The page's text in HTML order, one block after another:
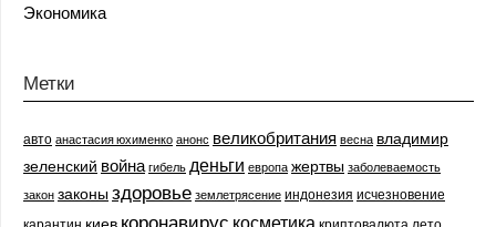
Экономика
Метки
авто анастасия юхименко анонс великобритания весна владимир
зеленский война гибель деньги европа жертвы заболеваемость
закон законыздоровье землетрясение индонезия исчезновение
косметика